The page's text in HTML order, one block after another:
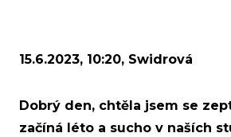
15.6.2023, 10:20, Swidrová
Dobrý den, chtěla jsem se
začíná léto a sucho v naších